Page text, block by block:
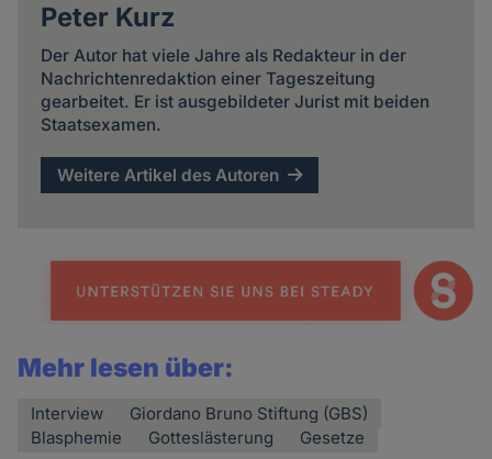
Peter Kurz
Der Autor hat viele Jahre als Redakteur in der
Nachrichtenredaktion einer Tageszeitung
gearbeitet. Er ist ausgebildeter Jurist mit beiden
Staatsexamen.
Weitere Artikel des Autoren
Mehr lesen über:
Interview
Giordano Bruno Stiftung (GBS)
Blasphemie
Gotteslästerung Gesetze